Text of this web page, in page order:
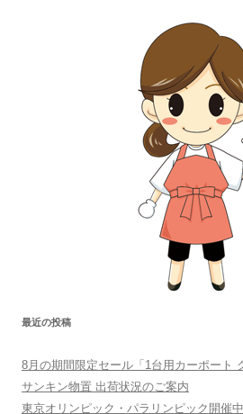
最近の投稿
8月の期間限定セール「1台用カーポート
サンキン物置 出荷状況のご案内
東京オリンピック・パラリンピック開催